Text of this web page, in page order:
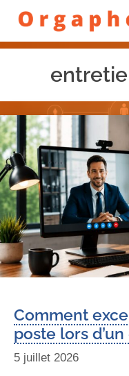
Comment
poste lors
5 juillet 2026